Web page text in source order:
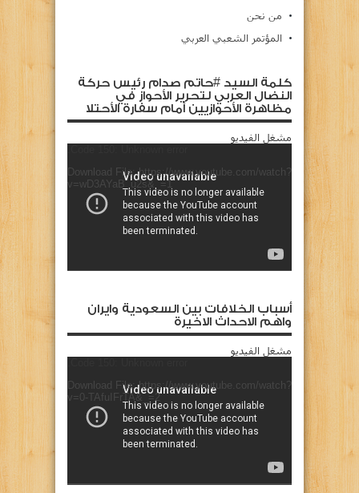
من نحن
المؤتمر الشعبي العربي
كلمة السيد #حاتم صدام رئيس حركة
النضال العربي لتحرير الأحواز في
مظاهرة الأحوازيين أمام سفارة الأحتلا
مشغل الفيديو
Download File: https://www.youtube.com/watch?
v=wD3AYaB_u2s&_=1
أسباب الخلافات بين السعودية وايران
واهم الاحداث الاخيرة
مشغل الفيديو
Download File: https://www.youtube.com/watch?
v=0-TAfuIFrTA&_=2